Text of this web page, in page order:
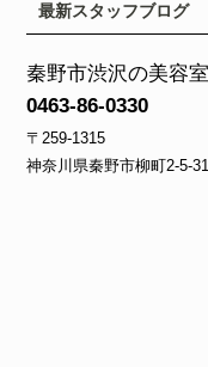
最新スタッフブログ
秦野市渋沢の美容
0463-86-0330
〒259-1315
神奈川県秦野市柳町2‐5‐31